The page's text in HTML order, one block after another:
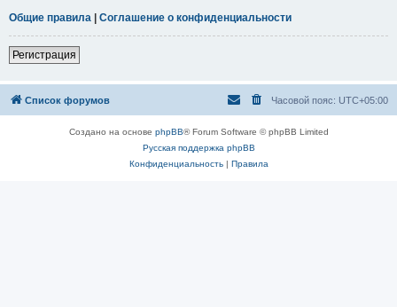
Общие правила | Соглашение о конфиденциальности
Регистрация
Список форумов Часовой пояс: UTC+05:00
Создано на основе phpBB® Forum Software © phpBB Limited
Русская поддержка phpBB
Конфиденциальность| Правила